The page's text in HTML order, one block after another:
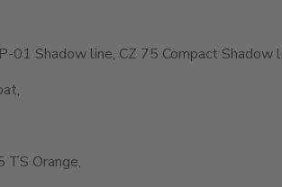
01 Shadow line, CZ 75 Compact Shadow
TS Orange,